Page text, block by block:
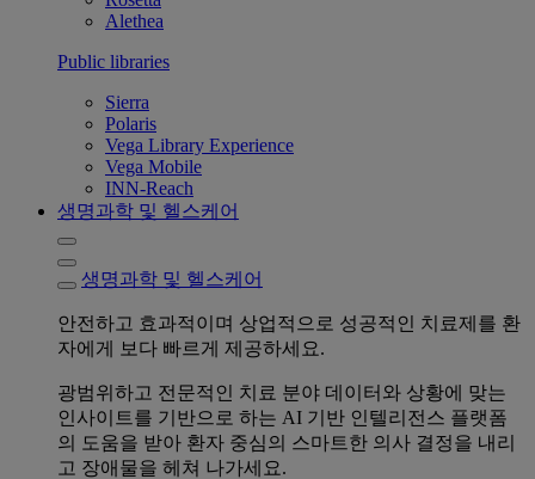
Alethea
Public libraries
Sierra
Polaris
Vega Library Experience
Vega Mobile
INN-Reach
생명과학 및 헬스케어
생명과학 및 헬스케어
안전하고 효과적이며 상업적으로 성공적인 치료제를 환
자에게 보다 빠르게 제공하세요.
광범위하고 전문적인 치료 분야 데이터와 상황에 맞는
인사이트를 기반으로 하는 AI 기반 인텔리전스 플랫폼
의 도움을 받아 환자 중심의 스마트한 의사 결정을 내리
고 장애물을 헤쳐 나가세요.